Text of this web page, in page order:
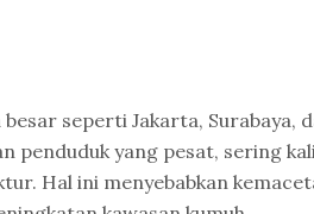
seperti Jakarta, Surabaya,
penduduk yang pesat, sering
Hal ini menyebabkan